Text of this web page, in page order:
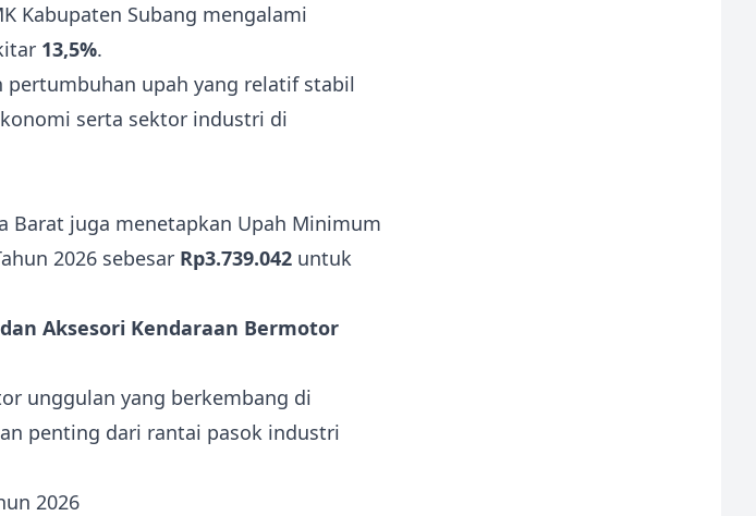
Kabupaten Subang mengalami
13,5%.
upah yang relatif stabil
serta sektor industri di
Barat juga menetapkan Upah Minimum
2026 sebesar Rp3.739.042 untuk
Aksesori Kendaraan Bermotor
unggulan yang berkembang di
penting dari rantai pasok industri
2026